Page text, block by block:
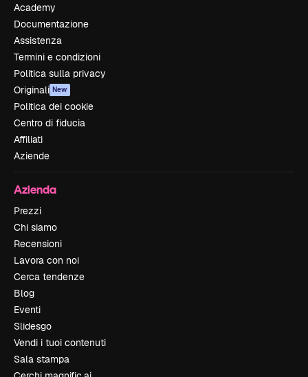
Academy
Documentazione
Assistenza
Termini e condizioni
Politica sulla privacy
Originali New
Politica dei cookie
Centro di fiducia
Affiliati
Aziende
Azienda
Prezzi
Chi siamo
Recensioni
Lavora con noi
Cerca tendenze
Blog
Eventi
Slidesgo
Vendi i tuoi contenuti
Sala stampa